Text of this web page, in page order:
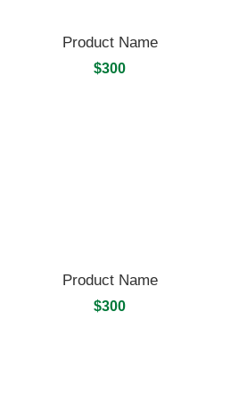
Product Name
$300
Product Name
$300